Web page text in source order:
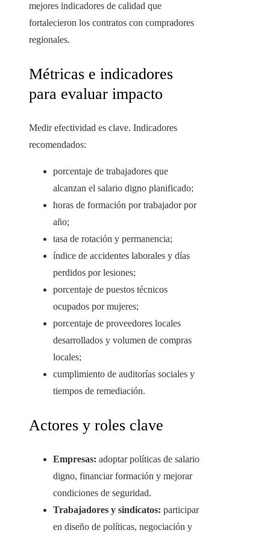
mejores indicadores de calidad que
fortalecieron los contratos con compradores
regionales.
Métricas e indicadores
para evaluar impacto
Medir efectividad es clave. Indicadores
recomendados:
porcentaje de trabajadores que
alcanzan el salario digno planificado;
horas de formación por trabajador por
año;
tasa de rotación y permanencia;
índice de accidentes laborales y días
perdidos por lesiones;
porcentaje de puestos técnicos
ocupados por mujeres;
porcentaje de proveedores locales
desarrollados y volumen de compras
locales;
cumplimiento de auditorías sociales y
tiempos de remediación.
Actores y roles clave
Empresas: adoptar políticas de salario
digno, financiar formación y mejorar
condiciones de seguridad.
Trabajadores y sindicatos: participar
en diseño de políticas, negociación y